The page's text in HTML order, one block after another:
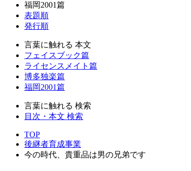
福岡2001篇
表題順
発行順
言葉に触れる 本文
フェイスブック篇
ライセンスメイト篇
博多独楽篇
福岡2001篇
言葉に触れる 検索
目次・本文 検索
TOP
後継者育成事業
今の時代、貴重品は男の兄弟です